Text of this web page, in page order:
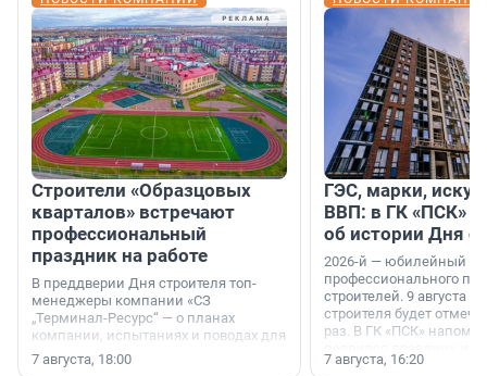
Строители «Образцовых
кварталов» встречают
профессиональный
праздник на работе
В преддверии Дня строителя топ-
менеджеры компании «СЗ
„Терминал-Ресурс“ — о планах
компании, испытаниях и поводах для
осторожного оптимизма.
7 августа, 18:00
ГЭС, марки,
ВВП: в ГК «ПСК»
об истории Дня
2026-й — юбилейный
профессионального
строителей. 9 августа
строителя будет
раз. В ГК «ПСК»
поменялась роль
7 августа, 16:20